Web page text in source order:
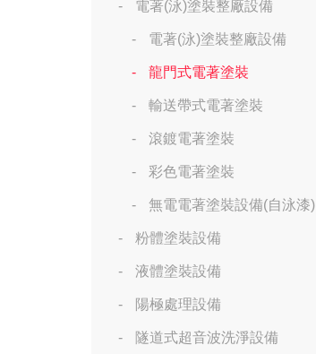
電著(泳)塗裝整廠設備
電著(泳)塗裝整廠設備
龍門式電著塗裝
輸送帶式電著塗裝
滾鍍電著塗裝
彩色電著塗裝
無電電著塗裝設備(自泳漆)
粉體塗裝設備
液體塗裝設備
陽極處理設備
隧道式超音波洗淨設備